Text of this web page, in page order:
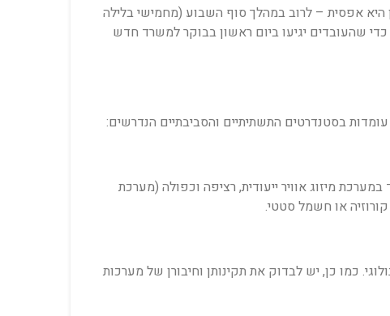
אפסית – לרוב במהלך סוף השבוע (מחמישי בלילה
שהעובדים יגיעו ביום ראשון בבוקר למשרד חדש
מיזוג אוויר ייעודית, רציפה וכפולה (מערכת
כמו כן, יש לבדוק את תקינותן וחיבורן של מערכות